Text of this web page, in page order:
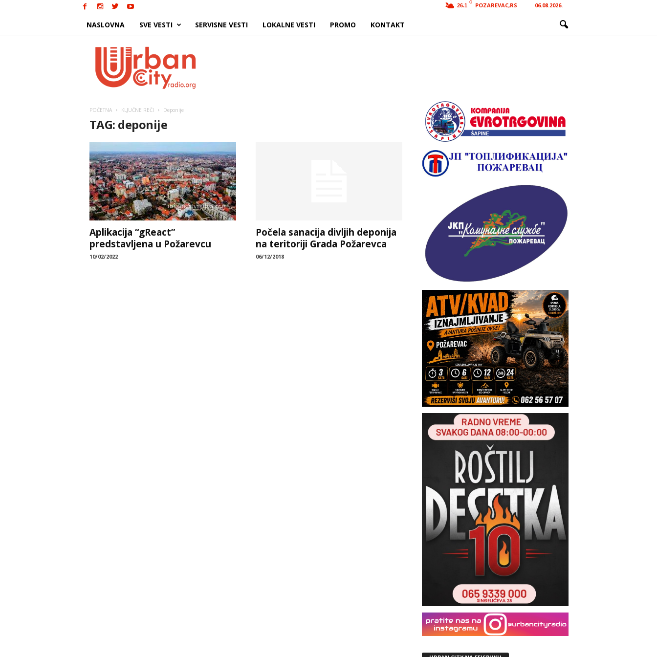
26.1
C POZAREVAC,RS 06.08.2026.
NASLOVNA SVE VESTI SERVISNE VESTI LOKALNE VESTI PROMO KONTAKT
POČETNA KLJUČNE REČI Deponije
TAG: deponije
Aplikacija “gReact”
predstavljena u Požarevcu
10/02/2022
Počela sanacija divljih deponija
na teritoriji Grada Požarevca
06/12/2018